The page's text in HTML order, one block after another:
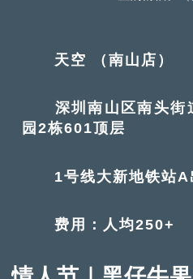
天空 （南山店）
深圳南山区南头街
园2栋601顶层
1号线大新地铁站A
费用：人均250+